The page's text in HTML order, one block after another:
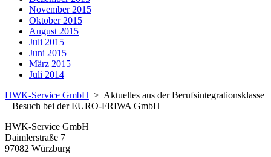
November 2015
Oktober 2015
August 2015
Juli 2015
Juni 2015
März 2015
Juli 2014
HWK-Service GmbH > Aktuelles aus der Berufsintegrationsklasse
– Besuch bei der EURO-FRIWA GmbH
HWK-Service GmbH
Daimlerstraße 7
97082 Würzburg